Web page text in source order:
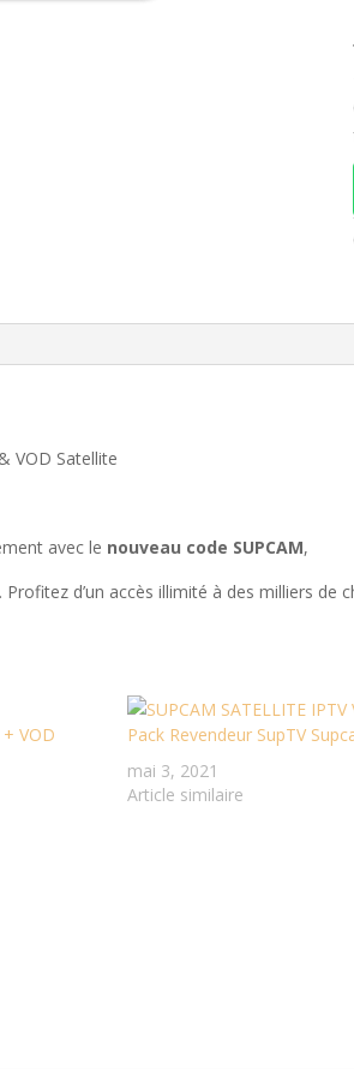
VOD Satellite
avec le nouveau code SUPCAM,
d’un accès illimité à des milliers
VOD
Pack Revendeur SupTV
mai 3, 2021
Article similaire